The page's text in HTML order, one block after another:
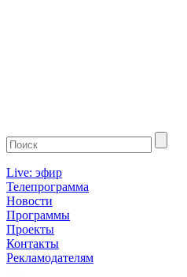
Live: эфир
Телепрограмма
Новости
Программы
Проекты
Контакты
Рекламодателям